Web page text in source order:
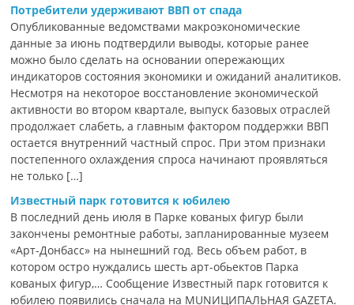
Потребители удерживают ВВП от спада
Опубликованные ведомствами макроэкономические
данные за июнь подтвердили выводы, которые ранее
можно было сделать на основании опережающих
индикаторов состояния экономики и ожиданий аналитиков.
Несмотря на некоторое восстановление экономической
активности во втором квартале, выпуск базовых отраслей
продолжает слабеть, а главным фактором поддержки ВВП
остается внутренний частный спрос. При этом признаки
постепенного охлаждения спроса начинают проявляться
не только […]
Известный парк готовится к юбилею
В последний день июля в Парке кованых фигур были
закончены ремонтные работы, запланированные музеем
«Арт-Донбасс» на нынешний год. Весь объем работ, в
котором остро нуждались шесть арт-обьектов Парка
кованых фигур,… Сообщение Известный парк готовится к
юбилею появились сначала на MUNИЦИПАЛЬНАЯ GAZЕТА.